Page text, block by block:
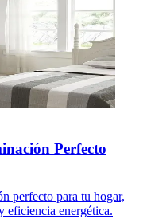
Perfecto
perfecto para tu hogar,
eficiencia energética.